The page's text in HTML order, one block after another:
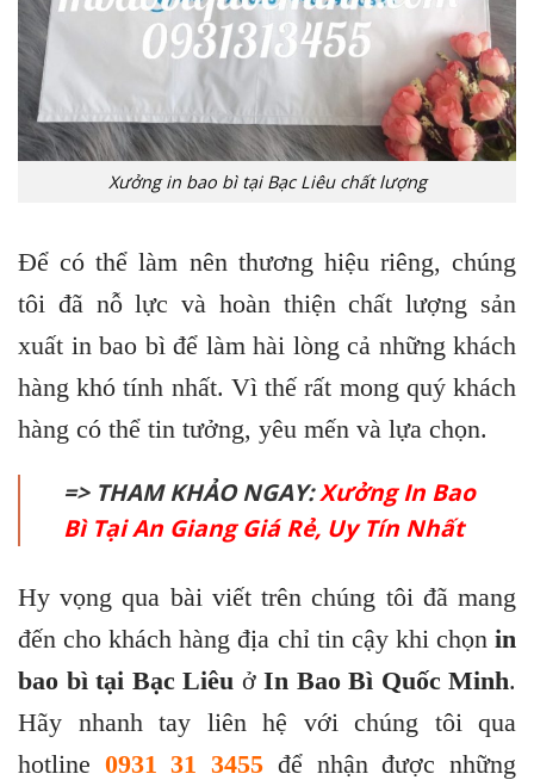
Xưởng in bao bì tại Bạc Liêu chất lượng
Để có thể làm nên thương hiệu riêng, chúng
tôi đã nỗ lực và hoàn thiện chất lượng sản
xuất in bao bì để làm hài lòng cả những khách
hàng khó tính nhất. Vì thế rất mong quý khách
hàng có thể tin tưởng, yêu mến và lựa chọn.
=> THAM KHẢO NGAY:Xưởng In Bao
Bì Tại An Giang Giá Rẻ, Uy Tín Nhất
Hy vọng qua bài viết trên chúng tôi đã mang
đến cho khách hàng địa chỉ tin cậy khi chọn in
bao bì tại Bạc Liêu ở In Bao Bì Quốc Minh.
Hãy nhanh tay liên hệ với chúng tôi qua
hotline 0931 31 3455 để nhận được những